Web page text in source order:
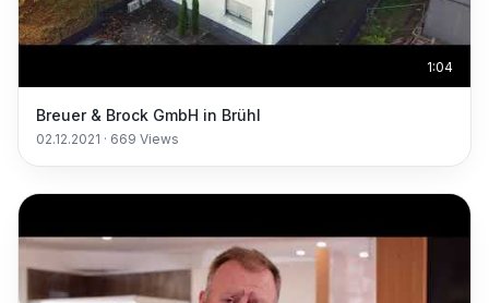
1:04
Breuer & Brock GmbH in Brühl
02.12.2021 · 669 Views